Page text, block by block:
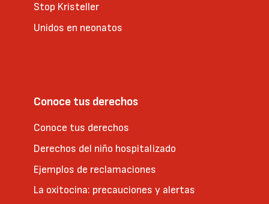
Stop Kristeller
Unidos en neonatos
Conoce tus derechos
Conoce tus derechos
Derechos del niño hospitalizado
Ejemplos de reclamaciones
La oxitocina: precauciones y alertas